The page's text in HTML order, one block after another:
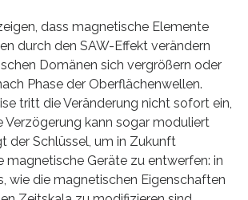
dass magnetische Elemente
durch den SAW-Effekt verändern
Domänen sich vergrößern oder
Phase der Oberflächenwellen.
tritt die Veränderung nicht sofort ein,
kann sogar moduliert
der Schlüssel, um in Zukunft
magnetische Geräte zu entwerfen: in
wie die magnetischen Eigenschaften